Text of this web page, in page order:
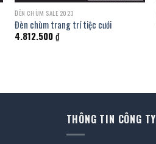
ĐÈN CHÙM SALE 2023
Đèn chùm trang trí tiệc cưới
4.812.500₫
THÔNG TIN CÔNG TY